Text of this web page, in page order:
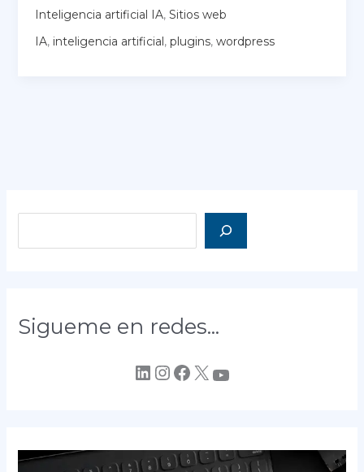
Inteligencia
Artificial:
Inteligencia artificial IA, Sitios web
IA, inteligencia artificial, plugins, wordpress
Sigueme en redes...
LinkedIn InstagramFacebook X YouTube